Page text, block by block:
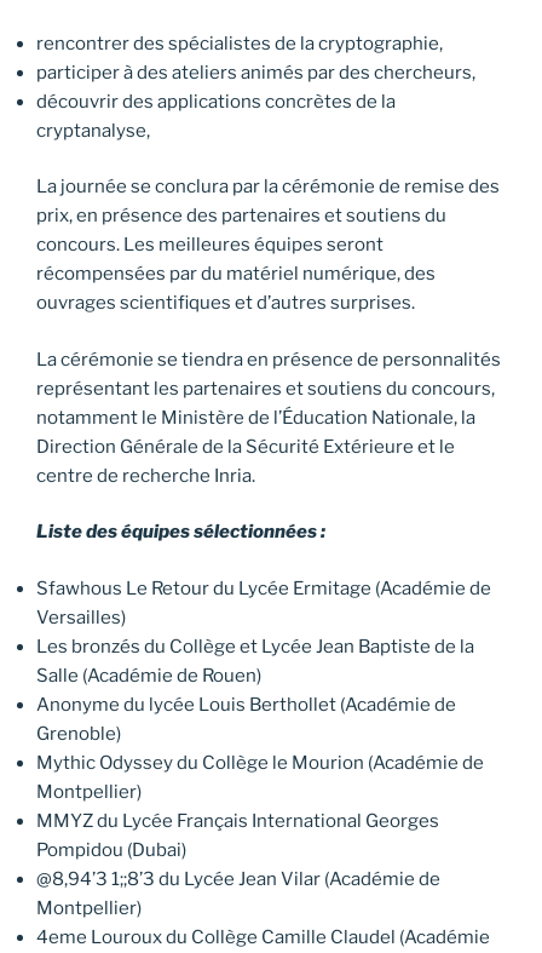
rencontrer des spécialistes de la cryptographie,
participer à des ateliers animés par des chercheurs,
découvrir des applications concrètes de la
cryptanalyse,
La journée se conclura par la cérémonie de remise des
prix, en présence des partenaires et soutiens du
concours. Les meilleures équipes seront
récompensées par du matériel numérique, des
ouvrages scientifiques et d’autres surprises.
La cérémonie se tiendra en présence de personnalités
représentant les partenaires et soutiens du concours,
notamment le Ministère de l’Éducation Nationale, la
Direction Générale de la Sécurité Extérieure et le
centre de recherche Inria.
Liste des équipes sélectionnées :
Sfawhous Le Retour du Lycée Ermitage (Académie de
Versailles)
Les bronzés du Collège et Lycée Jean Baptiste de la
Salle (Académie de Rouen)
Anonyme du lycée Louis Berthollet (Académie de
Grenoble)
Mythic Odyssey du Collège le Mourion (Académie de
Montpellier)
MMYZ du Lycée Français International Georges
Pompidou (Dubai)
@8,94’3 1;;8’3 du Lycée Jean Vilar (Académie de
Montpellier)
4eme Louroux du Collège Camille Claudel (Académie